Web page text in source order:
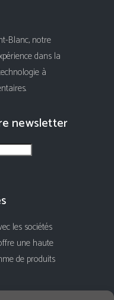
Blanc, notre
dans la
à
newsletter
les sociétés
une haute
de produits